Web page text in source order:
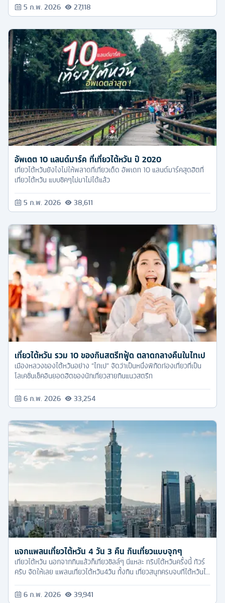
5 ก.พ. 2026 27,118
อัพเดต 10 แลนด์มาร์ค ที่เที่ยวไต้หวัน ปี 2020
เที่ยวไต้หวันยังไงไม่ให้พลาดที่เที่ยวเด็ด อัพเดท 10 แลนด์มาร์คสุดฮิตที่
เที่ยวไต้หวัน แบบชิคๆไม่มาไม่ได้แล้ว
5 ก.พ. 2026 38,611
เที่ยวไต้หวัน รวม 10 ของกินสตรีทฟู้ด ตลาดกลางคืนในไทเป
เมืองหลวงของไต้หวันอย่าง “ไทเป” จัดว่าเป็นหนึ่งพิกัดท่องเที่ยวที่เป็น
โลเคชั่นเช็คอินยอดฮิตของนักเที่ยวสายกินแนวสตรีท
6 ก.พ. 2026 33,254
แจกแพลนเที่ยวไต้หวัน 4 วัน 3 คืน กินเที่ยวแบบจุกๆ
เที่ยวไต้หวัน นอกจากกินแล้วก็เที่ยวชิลล์ๆ นี่แหละ ทริปไต้หวันครั้งนี้ ทัวร์
ครับ จัดให้เลย แพลนเที่ยวไต้หวัน4วัน ทั้งกิน เที่ยวสนุกครบจบที่ไต้หวันได้
6 ก.พ. 2026 39,941